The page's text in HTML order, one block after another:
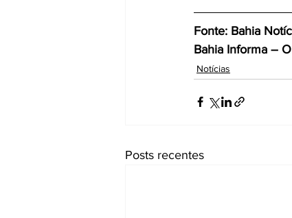
Fonte: Bahia
Bahia Informa –
Notícias
Posts recentes